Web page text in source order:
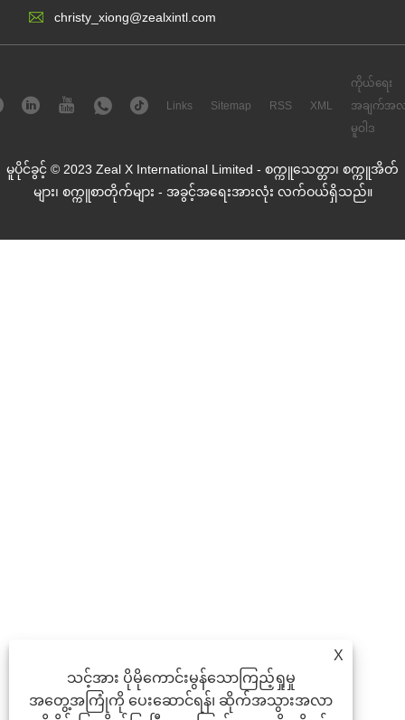
X
သင့်အား ပိုမိုကောင်းမွန်သောကြည့်ရှုမှု
အတွေ့အကြုံကို ပေးဆောင်ရန်၊ ဆိုက်အသွားအလာ
christy_xiong@zealxintl.com
Links Sitemap RSS XML
ကိုယ်ရေး
အချက်အ
မူဝါဒ
မူပိုင်ခွင့် © 2023 Zeal X International Limited - စက္ကူသေတ္တာ၊ စက္ကူအိတ်
များ၊ စက္ကူစာတိုက်များ - အခွင့်အရေးအားလုံး လက်ဝယ်ရှိသည်။